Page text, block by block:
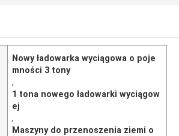
Nowy ładowarka wyciągowa o poje
mności 3 tony
,
1 tona nowego ładowarki wyciągow
ej
,
Maszyny do przenoszenia ziemi o